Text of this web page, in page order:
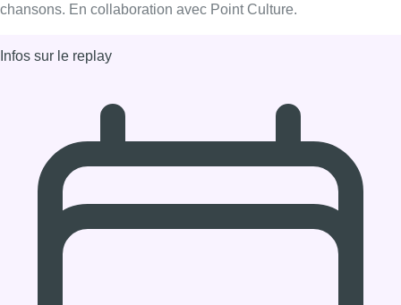
chansons. En collaboration avec Point Culture.
Infos sur le replay